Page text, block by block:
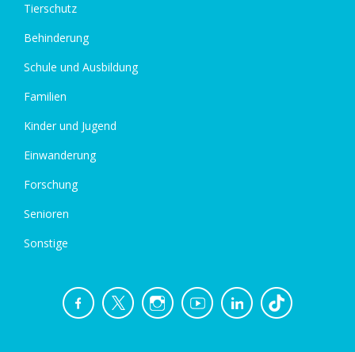
Tierschutz
Behinderung
Schule und Ausbildung
Familien
Kinder und Jugend
Einwanderung
Forschung
Senioren
Sonstige